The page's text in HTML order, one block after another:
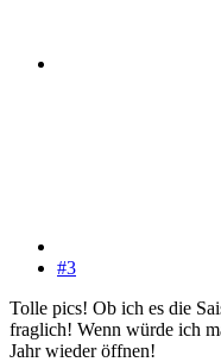
#3
Tolle pics! Ob ich es die
fraglich! Wenn würde ich
Jahr wieder öffnen!